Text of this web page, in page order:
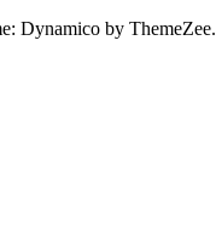
Dynamico by ThemeZee.